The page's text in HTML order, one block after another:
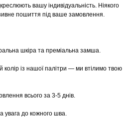
вашу індивідуальність. Ніякого
пошиття під ваше замовлення.
шкіра та преміальна замша.
колір із нашої палітри — ми втілимо твою
всього за 3-5 днів.
увага до кожного шва.